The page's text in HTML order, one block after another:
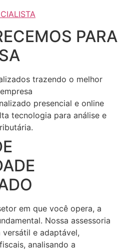
PARA
trazendo o melhor
presencial e online
tecnologia para análise e
em que você opera, a
Nossa assessoria
e adaptável,
analisando a